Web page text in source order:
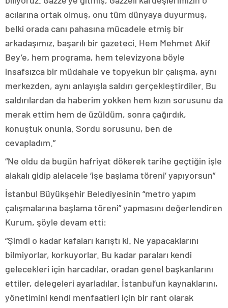
acılarına ortak olmuş, onu tüm dünyaya duyurmuş,
belki orada canı pahasına mücadele etmiş bir
arkadaşımız, başarılı bir gazeteci. Hem Mehmet Akif
Bey’e, hem programa, hem televizyona böyle
insafsızca bir müdahale ve topyekun bir çalışma, aynı
merkezden, aynı anlayışla saldırı gerçekleştirdiler. Bu
saldırılardan da haberim yokken hem kızın sorusunu da
merak ettim hem de üzüldüm, sonra çağırdık,
konuştuk onunla. Sordu sorusunu, ben de
cevapladım.”
“Ne oldu da bugün hafriyat dökerek tarihe geçtiğin işle
alakalı gidip alelacele ‘işe başlama töreni’ yapıyorsun”
İstanbul Büyükşehir Belediyesinin “metro yapım
çalışmalarına başlama töreni” yapmasını değerlendiren
Kurum, şöyle devam etti:
“Şimdi o kadar kafaları karıştı ki. Ne yapacaklarını
bilmiyorlar, korkuyorlar. Bu kadar paraları kendi
gelecekleri için harcadılar, oradan genel başkanlarını
ettiler, delegeleri ayarladılar. İstanbul’un kaynaklarını,
yönetimini kendi menfaatleri için bir rant olarak